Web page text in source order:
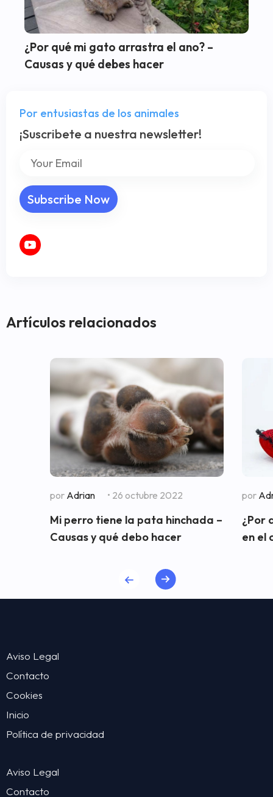
¿Por qué mi gato arrastra el ano? –
Causas y qué debes hacer
Por entusiastas de los animales
¡Suscribete a nuestra newsletter!
Artículos relacionados
por Adrian • 26 octubre 2022
Mi perro tiene la pata hinchada –
Causas y qué debo hacer
por
¿Por
en el
Aviso Legal
Contacto
Cookies
Inicio
Política de privacidad
Aviso Legal
Contacto